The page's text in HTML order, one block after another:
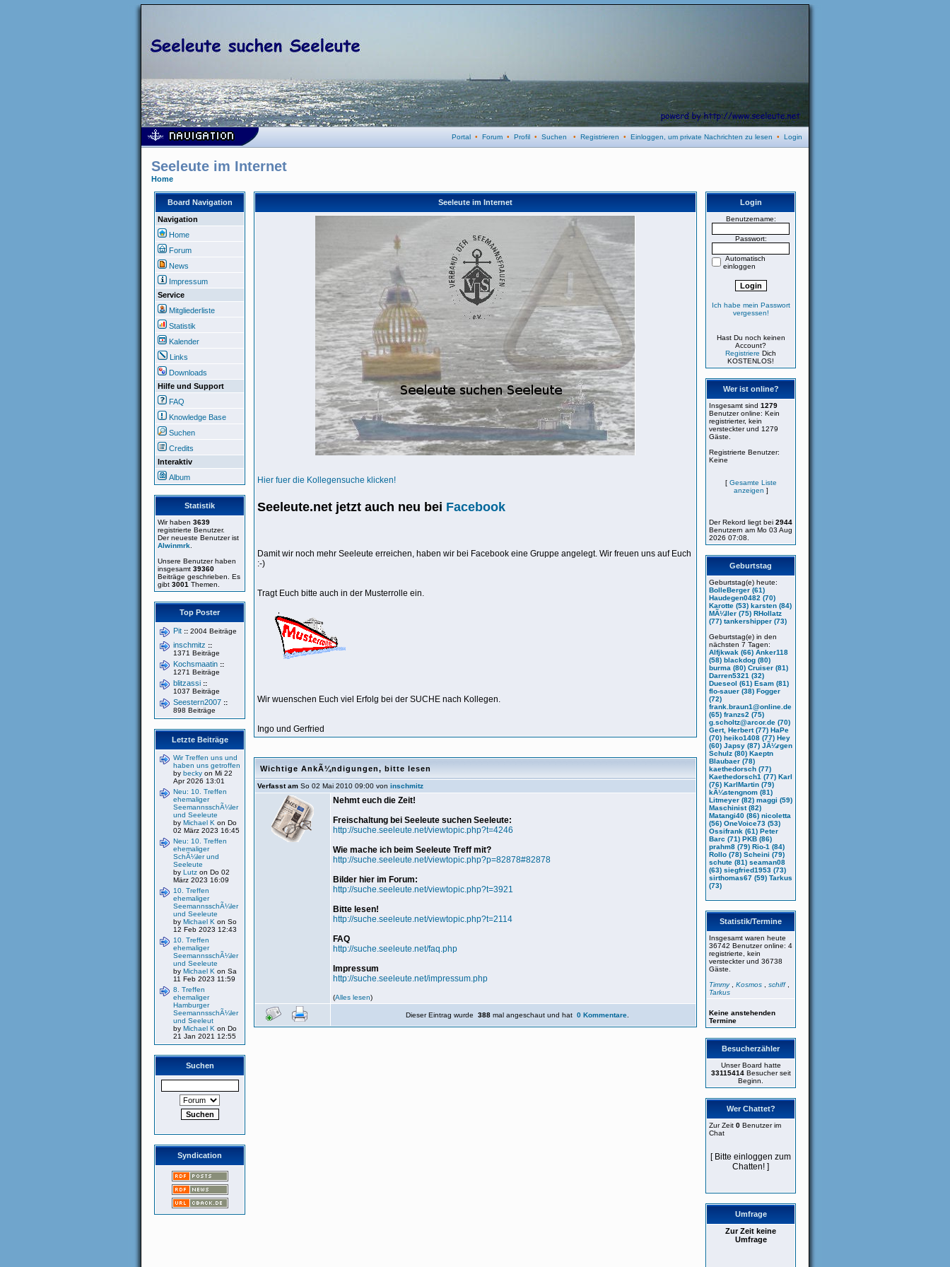
Portal • Forum • Profil • Suchen • Registrieren • Einloggen, um private Nachrichten zu lesen • Login
Seeleute im Internet
Home
Board Navigation
Navigation
Home
Forum
News
Impressum
Service
Mitgliederliste
Statistik
Kalender
Links
Downloads
Hilfe und Support
FAQ
Knowledge Base
Suchen
Credits
Interaktiv
Album
Statistik
Wir haben 3639
registrierte Benutzer.
Der neueste Benutzer ist
Alwinmrk
Unsere Benutzer haben
insgesamt 39360
Beiträge geschrieben. Es
gibt 3001 Themen.
Top Poster
Pit :: 2004 Beiträge
inschmitz ::
1371 Beiträge
Kochsmaatin ::
1271 Beiträge
blitzassi ::
1037 Beiträge
Seestern2007 ::
898 Beiträge
Letzte Beiträge
Wir Treffen uns und
haben uns getroffen
by becky on Mi 22
Apr 2026 13:01
Neu: 10. Treffen
ehemaliger
SeemannsschÃ¼ler
und Seeleute
by Michael K on Do
02 März 2023 16:45
Neu: 10. Treffen
ehemaliger
SchÃ¼ler und
Seeleute
by Lutz on Do 02
März 2023 16:09
10. Treffen
ehemaliger
SeemannsschÃ¼ler
und Seeleute
by Michael K on So
12 Feb 2023 12:43
10. Treffen
ehemaliger
SeemannsschÃ¼ler
und Seeleute
by Michael K on Sa
11 Feb 2023 11:59
8. Treffen
ehemaliger
Hamburger
SeemannsschÃ¼ler
und Seeleut
by Michael K on Do
21 Jan 2021 12:55
Suchen
Syndication
Seeleute im Internet
Hier fuer die Kollegensuche klicken!
Seeleute.net jetzt auch neu bei Facebook
Damit wir noch mehr Seeleute erreichen, haben wir bei Facebook eine Gruppe angelegt. Wir freuen uns auf Euch
:-)
Tragt Euch bitte auch in der Musterrolle ein.
Wir wuenschen Euch viel Erfolg bei der SUCHE nach Kollegen.
Ingo und Gerfried
Wichtige AnkÃ¼ndigungen, bitte lesen
Verfasst am So 02 Mai 2010 09:00 von inschmitz
Nehmt euch die Zeit!
Freischaltung bei Seeleute suchen Seeleute:
http://suche.seeleute.net/viewtopic.php?t=4246
Wie mache ich beim Seeleute Treff mit?
http://suche.seeleute.net/viewtopic.php?p=82878#82878
Bilder hier im Forum:
http://suche.seeleute.net/viewtopic.php?t=3921
Bitte lesen!
http://suche.seeleute.net/viewtopic.php?t=2114
FAQ
http://suche.seeleute.net/faq.php
Impressum
http://suche.seeleute.net/impressum.php
(Alles lesen)
Dieser Eintrag wurde 388 mal angeschaut und hat 0 Kommentare
Login
Benutzername:
Passwort:
Automatisch
einloggen
Ich habe mein Passwort
vergessen!
Hast Du noch keinen
Account?
Registriere Dich
KOSTENLOS!
Wer ist online?
Insgesamt sind 1279
Benutzer online: Kein
registrierter, kein
versteckter und 1279
Gäste.
Registrierte Benutzer:
Keine
[ Gesamte Liste
anzeigen ]
Der Rekord liegt bei 2944
Benutzern am Mo 03 Aug
2026 07:08.
Geburtstag
Geburtstag(e) heute:
BolleBerger (61)
Haudegen0482 (70)
Karotte (53) karsten (84)
MÃ¼ller (75) RHollatz
(77) tankershipper (73)
Geburtstag(e) in den
nächsten 7 Tagen:
Alfjkwak (66) Anker118
(58) blackdog (80)
burma (80) Cruiser (81)
Darren5321 (32)
Dueseol (61) Esam (81)
flo-sauer (38) Fogger
(72)
frank.braun1@online.de
(65) franzs2 (75)
g.scholtz@arcor.de (70)
Gert, Herbert (77) HaPe
(70) heiko1408 (77) Hey
(60) Japsy (87) JÃ¼rgen
Schulz (80) Kaeptn
Blaubaer (78)
kaethedorsch (77)
Kaethedorsch1 (77) Karl
(76) KarlMartin (79)
kÃ¼stengnom (81)
Litmeyer (82) maggi (59)
Maschinist (82)
Matangi40 (86) nicoletta
(56) OneVoice73 (53)
Ossifrank (61) Peter
Barc (71) PKB (86)
prahm8 (79) Rio-1 (84)
Rollo (78) Scheini (79)
schute (81) seaman08
(63) siegfried1953 (73)
sirthomas67 (59) Tarkus
(73)
Statistik/Termine
Insgesamt waren heute
36742 Benutzer online: 4
registrierte, kein
versteckter und 36738
Gäste.
Timmy
Kosmos schiff
Tarkus
Keine anstehenden
Termine
Besucherzähler
Unser Board hatte
33115414Besucher seit
Beginn.
Wer Chattet?
Zur Zeit 0 Benutzer im
Chat
[ Bitte einloggen zum
Chatten! ]
Umfrage
Zur Zeit keine
Umfrage